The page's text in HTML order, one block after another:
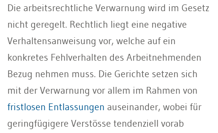
Die arbeitsrechtliche Verwarnung wird im Gesetz
nicht geregelt. Rechtlich liegt eine negative
Verhaltensanweisung vor, welche auf ein
konkretes Fehlverhalten des Arbeitnehmenden
Bezug nehmen muss. Die Gerichte setzen sich
mit der Verwarnung vor allem im Rahmen von
fristlosen Entlassungen auseinander, wobei für
geringfügigere Verstösse tendenziell vorab